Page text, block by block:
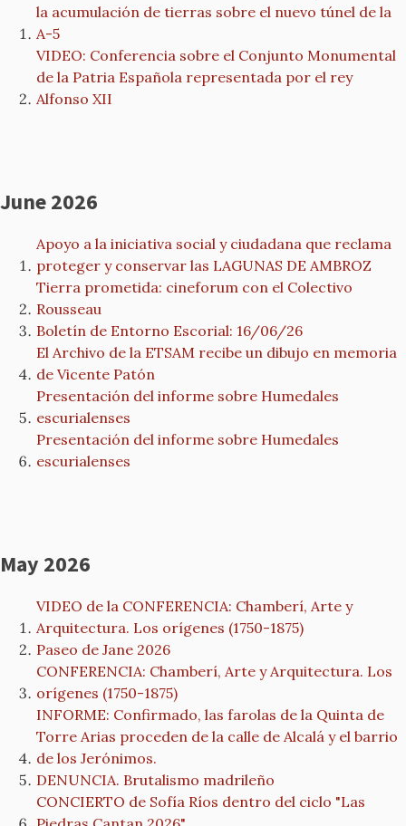
la acumulación de tierras sobre el nuevo túnel de la
A-5
VIDEO: Conferencia sobre el Conjunto Monumental
de la Patria Española representada por el rey
Alfonso XII
June 2026
Apoyo a la iniciativa social y ciudadana que reclama
proteger y conservar las LAGUNAS DE AMBROZ
Tierra prometida: cineforum con el Colectivo
Rousseau
Boletín de Entorno Escorial: 16/06/26
El Archivo de la ETSAM recibe un dibujo en memoria
de Vicente Patón
Presentación del informe sobre Humedales
escurialenses
Presentación del informe sobre Humedales
escurialenses
May 2026
VIDEO de la CONFERENCIA: Chamberí, Arte y
Arquitectura. Los orígenes (1750-1875)
Paseo de Jane 2026
CONFERENCIA: Chamberí, Arte y Arquitectura. Los
orígenes (1750-1875)
INFORME: Confirmado, las farolas de la Quinta de
Torre Arias proceden de la calle de Alcalá y el barrio
de los Jerónimos.
DENUNCIA. Brutalismo madrileño
CONCIERTO de Sofía Ríos dentro del ciclo "Las